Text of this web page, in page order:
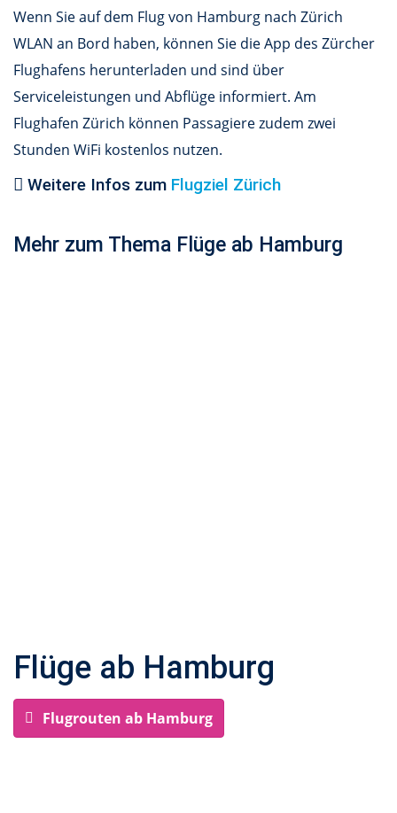
Wenn Sie auf dem Flug von Hamburg nach Zürich
WLAN an Bord haben, können Sie die App des Zürcher
Flughafens herunterladen und sind über
Serviceleistungen und Abflüge informiert. Am
Flughafen Zürich können Passagiere zudem zwei
Stunden WiFi kostenlos nutzen.
Weitere Infos zum Flugziel Zürich
Mehr zum Thema Flüge ab Hamburg
Flüge ab Hamburg
Flugrouten ab Hamburg